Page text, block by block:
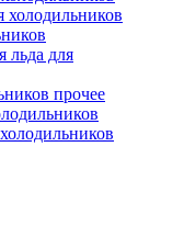
холодильников
льда для
прочее